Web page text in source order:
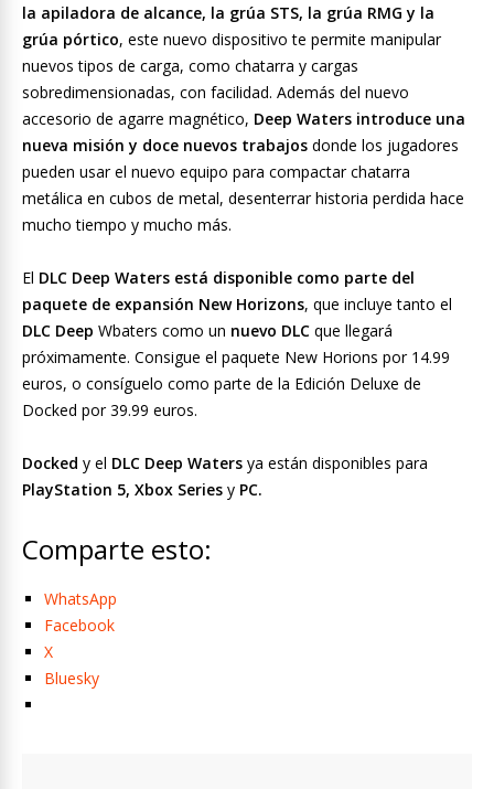
la apiladora de alcance, la grúa STS, la grúa RMG y la
grúa pórtico, este nuevo dispositivo te permite manipular
nuevos tipos de carga, como chatarra y cargas
sobredimensionadas, con facilidad. Además del nuevo
accesorio de agarre magnético, Deep Waters introduce una
nueva misión y doce nuevos trabajos donde los jugadores
pueden usar el nuevo equipo para compactar chatarra
metálica en cubos de metal, desenterrar historia perdida hace
mucho tiempo y mucho más.
El DLC Deep Waters está disponible como parte del
paquete de expansión New Horizons, que incluye tanto el
DLC Deep Wbaters como un nuevo DLC que llegará
próximamente. Consigue el paquete New Horions por 14.99
euros, o consíguelo como parte de la Edición Deluxe de
Docked por 39.99 euros.
Docked y el DLC Deep Waters ya están disponibles para
PlayStation 5, Xbox Series y PC.
Comparte esto:
WhatsApp
Facebook
X
Bluesky